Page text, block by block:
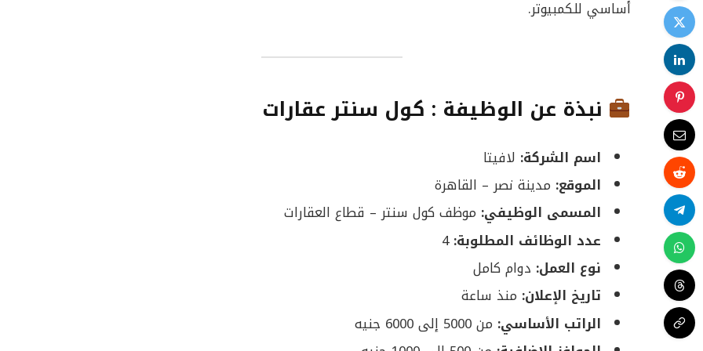
أساسي للكمبيوتر.
نبذة عن الوظيفة : كول سنتر عقارات
اسم الشركة: لافيتا
الموقع: مدينة نصر – القاهرة
المسمى الوظيفي: موظف كول سنتر – قطاع العقارات
عدد الوظائف المطلوبة:4
نوع العمل: دوام كامل
تاريخ الإعلان: منذ ساعة
الراتب الأساسي: من 5000 إلى 6000 جنيه